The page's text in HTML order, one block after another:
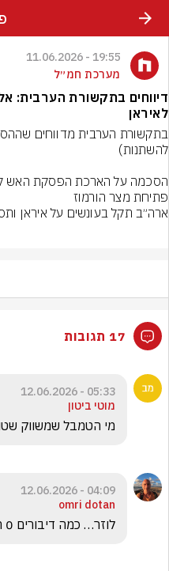
19:55 - 11.06.2026
מערכת חמ״ל
דיווחים בתקשורת הערבית:
לאיראן
ארה״ב תקל בעונשים על איראן
17 תגובות
05:33 - 12.06.2026
מוטי ביטון
מי הטמבל שמשווק
04:09 - 12.06.2026
omri dotan
לוזר… כמה דיבורים 0 תוצאות